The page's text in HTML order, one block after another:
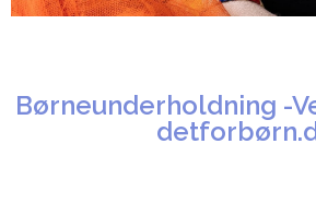
Børneunderholdning -